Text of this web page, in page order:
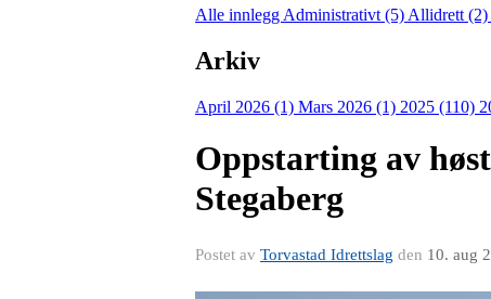
Alle innlegg Administrativt (5) Allidrett (2)
Arkiv
April 2026 (1) Mars 2026 (1) 2025 (110)
Oppstarting av
Stegaberg
Postet av Torvastad Idrettslag den 10. aug